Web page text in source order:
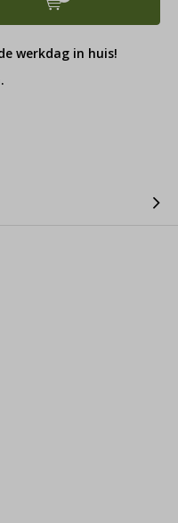
werkdag in huis!